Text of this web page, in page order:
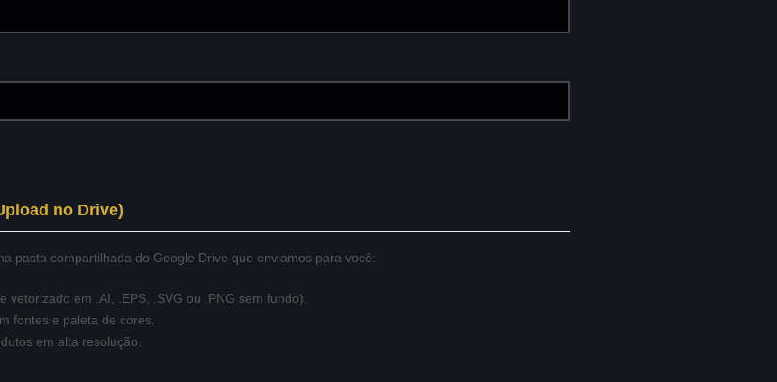
no Drive)
pasta compartilhada do Google Drive que enviamos para você:
vetorizado em .AI, .EPS, .SVG ou .PNG sem fundo).
fontes e paleta de cores.
em alta resolução.